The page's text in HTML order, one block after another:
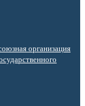
организация